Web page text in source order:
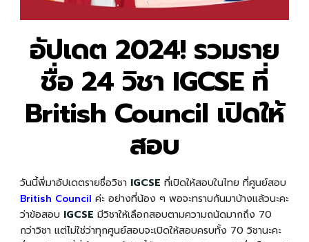
อัปเดต 2024! รวมราย
ชื่อ 24 วิชา IGCSE ที่
British Council เปิดให้
สอบ
วันนี้พี่มาอัปเดตรายชื่อวิชา IGCSE ที่เปิดให้สอบในไทย ที่ศูนย์สอบ
British Council ค่ะ อย่างที่น้อง ๆ พอจะทราบกันมาบ้างแล้วนะคะ
ว่าข้อสอบ IGCSE มีวิชาให้เลือกสอบตามความถนัดมากถึง 70
กว่าวิชา แต่ไม่ใช่ว่าทุกศูนย์สอบจะเปิดให้สอบครบทั้ง 70 วิชานะคะ